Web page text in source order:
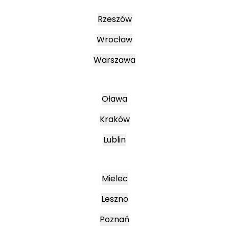
Rzeszów
Wrocław
Warszawa
Oława
Kraków
Lublin
Mielec
Leszno
Poznań